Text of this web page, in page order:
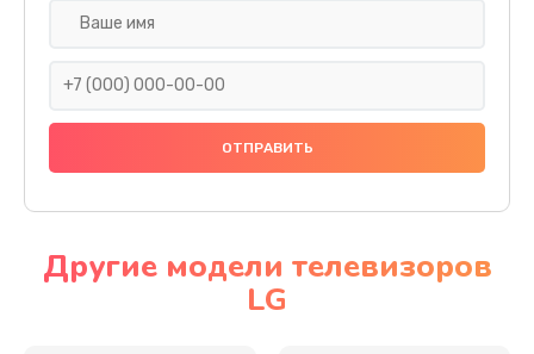
Ремонт платы электроники
Прошивка
Ремонт механики привода
Другие модели телевизоров
LG